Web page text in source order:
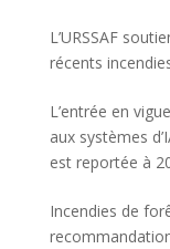
L’URSSAF
récents
L’entrée en
aux systèmes
est reportée à
Incendies de